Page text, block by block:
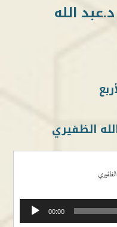
الله
الظفيري
00:00